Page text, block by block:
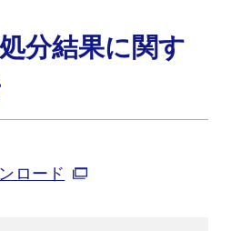
分結果に関す
ロード